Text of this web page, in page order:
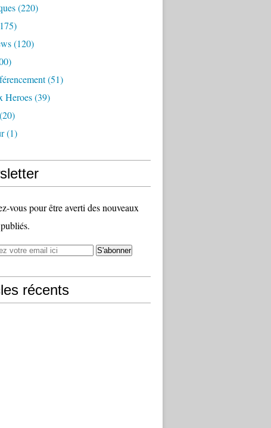
(220)
(120)
(51)
Heroes(39)
(20)
(1)
vous pour être averti des nouveaux
récents